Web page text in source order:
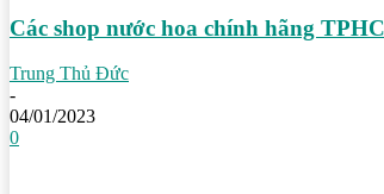
Các shop nước hoa chính hãng
Trung Thủ Đức
-
04/01/2023
0